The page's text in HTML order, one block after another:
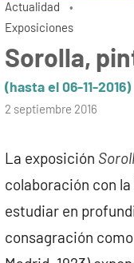
Actualidad
Exposiciones
Sorolla,
(hasta el 06-11-2016)
por
2 septiembre 2016
La exposición
colaboración con
estudiar en
consagración